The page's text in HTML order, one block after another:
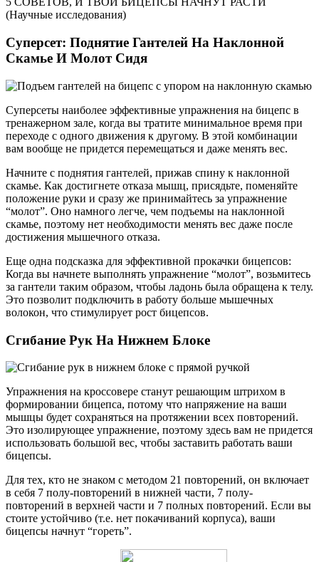
(Научные исследования)
Суперсет: Поднятие Гантелей На Наклонной
Скамье И Молот Сидя
Суперсеты наиболее эффективные упражнения на бицепс в
тренажерном зале, когда вы тратите минимальное время при
переходе с одного движения к другому. В этой комбинации
вам вообще не придется перемещаться и даже менять вес.
Начните с поднятия гантелей, прижав спину к наклонной
скамье. Как достигнете отказа мышц, присядьте, поменяйте
положение руки и сразу же принимайтесь за упражнение
“молот”. Оно намного легче, чем подъемы на наклонной
скамье, поэтому нет необходимости менять вес даже после
достижения мышечного отказа.
Еще одна подсказка для эффективной прокачки бицепсов:
Когда вы начнете выполнять упражнение “молот”, возьмитесь
за гантели таким образом, чтобы ладонь была обращена к телу.
Это позволит подключить в работу больше мышечных
волокон, что стимулирует рост бицепсов.
Сгибание Рук На Нижнем Блоке
Упражнения на кроссовере станут решающим штрихом в
формировании бицепса, потому что напряжение на ваши
мышцы будет сохраняться на протяжении всех повторений.
Это изолирующее упражнение, поэтому здесь вам не придется
использовать большой вес, чтобы заставить работать ваши
бицепсы.
Для тех, кто не знаком с методом 21 повторений, он включает
в себя 7 полу-повторений в нижней части, 7 полу-
повторений в верхней части и 7 полных повторений. Если вы
стоите устойчиво (т.е. нет покачиваний корпуса), ваши
бицепсы начнут “гореть”.